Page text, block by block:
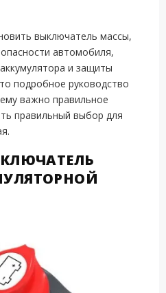
выключатель массы,
автомобиля,
и защиты
подробное руководство
важно правильное
правильный выбор для